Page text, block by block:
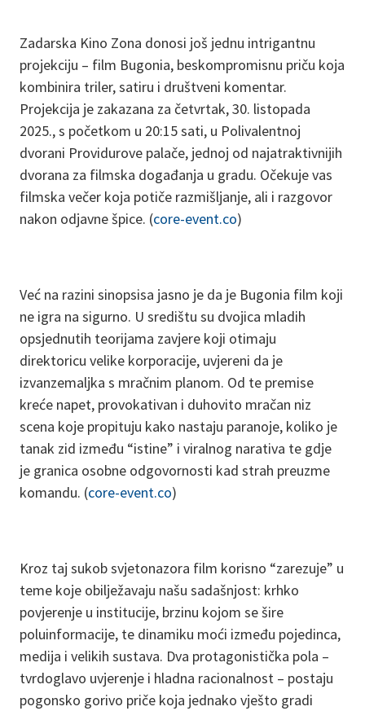
Zadarska Kino Zona donosi još jednu intrigantnu
projekciju – film Bugonia, beskompromisnu priču koja
kombinira triler, satiru i društveni komentar.
Projekcija je zakazana za četvrtak, 30. listopada
2025., s početkom u 20:15 sati, u Polivalentnoj
dvorani Providurove palače, jednoj od najatraktivnijih
dvorana za filmska događanja u gradu. Očekuje vas
filmska večer koja potiče razmišljanje, ali i razgovor
nakon odjavne špice. (core-event.co)
Već na razini sinopsisa jasno je da je Bugonia film koji
ne igra na sigurno. U središtu su dvojica mladih
opsjednutih teorijama zavjere koji otimaju
direktoricu velike korporacije, uvjereni da je
izvanzemaljka s mračnim planom. Od te premise
kreće napet, provokativan i duhovito mračan niz
scena koje propituju kako nastaju paranoje, koliko je
tanak zid između “istine” i viralnog narativa te gdje
je granica osobne odgovornosti kad strah preuzme
komandu. (core-event.co)
Kroz taj sukob svjetonazora film korisno “zarezuje” u
teme koje obilježavaju našu sadašnjost: krhko
povjerenje u institucije, brzinu kojom se šire
poluinformacije, te dinamiku moći između pojedinca,
medija i velikih sustava. Dva protagonistička pola –
tvrdoglavo uvjerenje i hladna racionalnost – postaju
pogonsko gorivo priče koja jednako vješto gradi